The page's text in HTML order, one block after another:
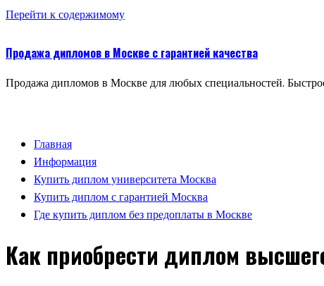
Перейти к содержимому
Продажа дипломов в Москве с гарантией качества
Продажа дипломов в Москве для любых специальностей.
Главная
Информация
Купить диплом университета Москва
Купить диплом с гарантией Москва
Где купить диплом без предоплаты в Москве
Как приобрести диплом